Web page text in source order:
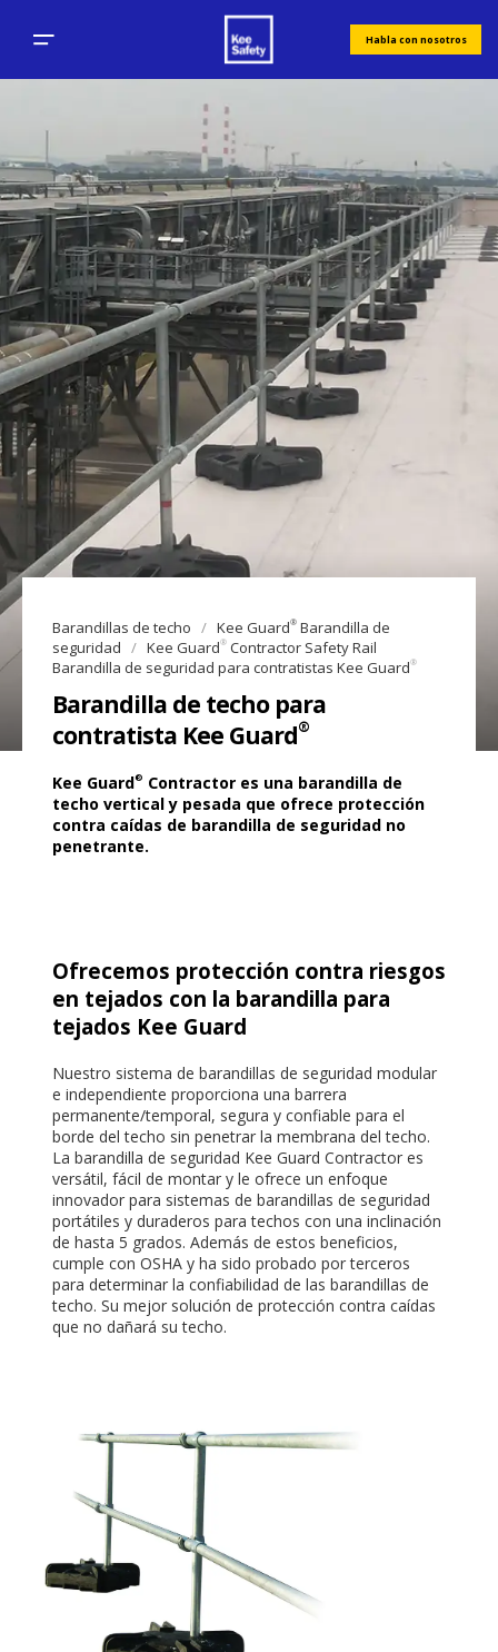
Habla con nosotros
Barandillas de techo Kee Guard® Barandilla de
seguridad
Kee Guard® Contractor Safety Rail
Barandilla de seguridad para contratistas Kee Guard®
Barandilla de techo para
contratista Kee Guard®
Kee Guard® Contractor es una barandilla de
techo vertical y pesada que ofrece protección
contra caídas de barandilla de seguridad no
penetrante.
Ofrecemos protección contra riesgos
en tejados con la barandilla para
tejados Kee Guard
Nuestro sistema de barandillas de seguridad modular
e independiente proporciona una barrera
permanente/temporal, segura y confiable para el
borde del techo sin penetrar la membrana del techo.
La barandilla de seguridad Kee Guard Contractor es
versátil, fácil de montar y le ofrece un enfoque
innovador para sistemas de barandillas de seguridad
portátiles y duraderos para techos con una inclinación
de hasta 5 grados. Además de estos beneficios,
cumple con OSHA y ha sido probado por terceros
para determinar la confiabilidad de las barandillas de
techo. Su mejor solución de protección contra caídas
que no dañará su techo.